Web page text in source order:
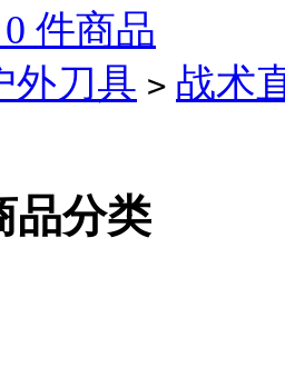
件商品
外刀具 > 战术
品分类